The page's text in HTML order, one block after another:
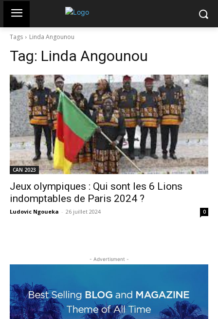
Tags Linda Angounou
Tag: Linda Angounou
CAN 2023
Jeux olympiques : Qui sont les 6 Lions
indomptables de Paris 2024 ?
Ludovic Ngoueka - 26 juillet 2024 0
- Advertisment -